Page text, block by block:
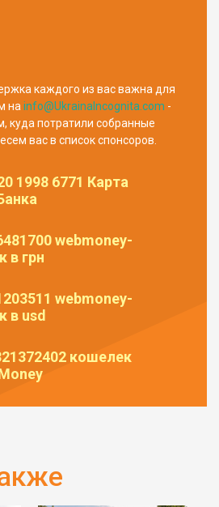
каждого из вас важна для
на info@UkrainaIncognita.com -
куда потратили собранные
вас в список спонсоров.
1998 6771 Карта
webmoney-
в грн
webmoney-
в usd
кошелек